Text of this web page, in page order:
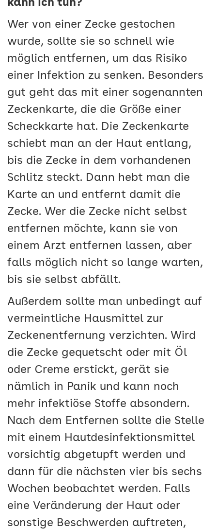
kann ich tun?
Wer von einer Zecke gestochen
wurde, sollte sie so schnell wie
möglich entfernen, um das Risiko
einer Infektion zu senken. Besonders
gut geht das mit einer sogenannten
Zeckenkarte, die die Größe einer
Scheckkarte hat. Die Zeckenkarte
schiebt man an der Haut entlang,
bis die Zecke in dem vorhandenen
Schlitz steckt. Dann hebt man die
Karte an und entfernt damit die
Zecke. Wer die Zecke nicht selbst
entfernen möchte, kann sie von
einem Arzt entfernen lassen, aber
falls möglich nicht so lange warten,
bis sie selbst abfällt.
Außerdem sollte man unbedingt auf
vermeintliche Hausmittel zur
Zeckenentfernung verzichten. Wird
die Zecke gequetscht oder mit Öl
oder Creme erstickt, gerät sie
nämlich in Panik und kann noch
mehr infektiöse Stoffe absondern.
Nach dem Entfernen sollte die Stelle
mit einem Hautdesinfektionsmittel
vorsichtig abgetupft werden und
dann für die nächsten vier bis sechs
Wochen beobachtet werden. Falls
eine Veränderung der Haut oder
sonstige Beschwerden auftreten,